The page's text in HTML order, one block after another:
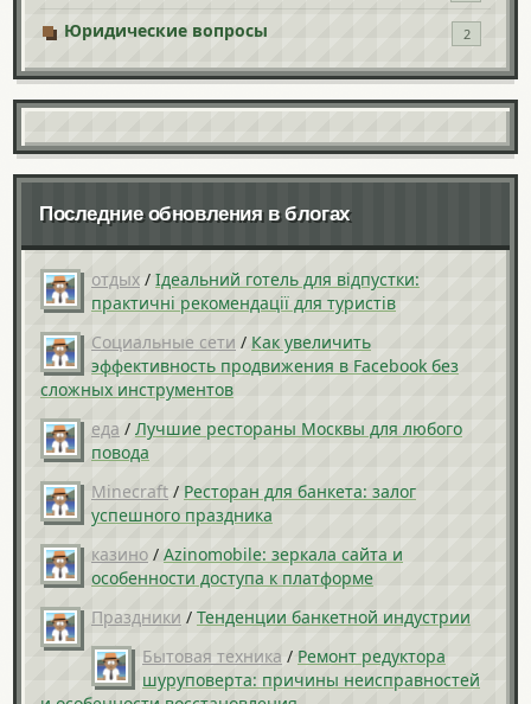
Юридические вопросы 2
Последние обновления в блогах
отдых / Ідеальний готель для відпустки:
практичні рекомендації для туристів
Социальные сети / Как увеличить
эффективность продвижения в Facebook без
сложных инструментов
еда / Лучшие рестораны Москвы для любого
повода
Minecraft / Ресторан для банкета: залог
успешного праздника
казино / Azinomobile: зеркала сайта и
особенности доступа к платформе
Праздники / Тенденции банкетной индустрии
Бытовая техника / Ремонт редуктора
шуруповерта: причины неисправностей